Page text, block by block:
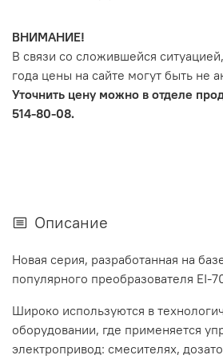
ВНИМАНИЕ!
В связи со сложившейся
года цены на сайте могут быть не
Уточнить цену можно в отделе
514-80-08.
Описание
Новая серия, разработанная на
популярного преобразователя EI-
Широко используются в
оборудовании, где применяется
электропривод: смесителях,